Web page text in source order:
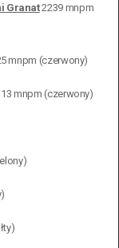
Granat2239 mnpm
mnpm (czerwony)
mnpm (czerwony)